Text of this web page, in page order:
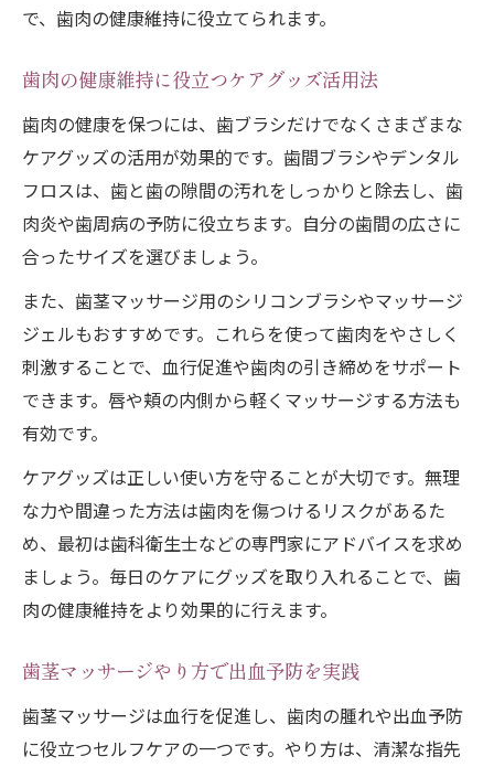
で、歯肉の健康維持に役立てられます。
歯肉の健康維持に役立つケアグッズ活用法
歯肉の健康を保つには、歯ブラシだけでなくさまざまな
ケアグッズの活用が効果的です。歯間ブラシやデンタル
フロスは、歯と歯の隙間の汚れをしっかりと除去し、歯
肉炎や歯周病の予防に役立ちます。自分の歯間の広さに
合ったサイズを選びましょう。
また、歯茎マッサージ用のシリコンブラシやマッサージ
ジェルもおすすめです。これらを使って歯肉をやさしく
刺激することで、血行促進や歯肉の引き締めをサポート
できます。唇や頬の内側から軽くマッサージする方法も
有効です。
ケアグッズは正しい使い方を守ることが大切です。無理
な力や間違った方法は歯肉を傷つけるリスクがあるた
め、最初は歯科衛生士などの専門家にアドバイスを求め
ましょう。毎日のケアにグッズを取り入れることで、歯
肉の健康維持をより効果的に行えます。
歯茎マッサージやり方で出血予防を実践
歯茎マッサージは血行を促進し、歯肉の腫れや出血予防
に役立つセルフケアの一つです。やり方は、清潔な指先